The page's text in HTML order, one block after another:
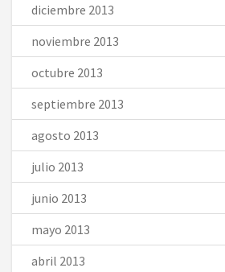
diciembre 2013
noviembre 2013
octubre 2013
septiembre 2013
agosto 2013
julio 2013
junio 2013
mayo 2013
abril 2013